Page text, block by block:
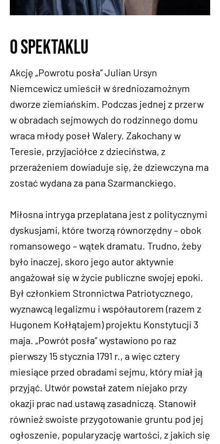
O spektaklu
Akcję „Powrotu posła” Julian Ursyn
Niemcewicz umieścił w średniozamożnym
dworze ziemiańskim. Podczas jednej z przerw
w obradach sejmowych do rodzinnego domu
wraca młody poseł Walery. Zakochany w
Teresie, przyjaciółce z dzieciństwa, z
przerażeniem dowiaduje się, że dziewczyna ma
zostać wydana za pana Szarmanckiego.
Miłosna intryga przeplatana jest z politycznymi
dyskusjami, które tworzą równorzędny – obok
romansowego – wątek dramatu. Trudno, żeby
było inaczej, skoro jego autor aktywnie
angażował się w życie publiczne swojej epoki.
Był członkiem Stronnictwa Patriotycznego,
wyznawcą legalizmu i współautorem (razem z
Hugonem Kołłątajem) projektu Konstytucji 3
maja. „Powrót posła” wystawiono po raz
pierwszy 15 stycznia 1791 r., a więc cztery
miesiące przed obradami sejmu, który miał ją
przyjąć. Utwór powstał zatem niejako przy
okazji prac nad ustawą zasadniczą. Stanowił
również swoiste przygotowanie gruntu pod jej
ogłoszenie, popularyzację wartości, z jakich się